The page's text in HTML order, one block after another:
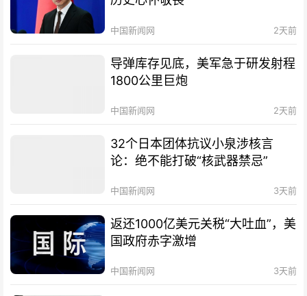
中国新闻网 2天前
导弹库存见底，美军急于研发射程
1800公里巨炮
中国新闻网 2天前
32个日本团体抗议小泉涉核言
论：绝不能打破“核武器禁忌”
中国新闻网 3天前
返还1000亿美元关税“大吐血”，美
国政府赤字激增
中国新闻网 3天前